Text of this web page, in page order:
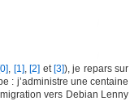
, [1], [2] et [3]), je repars sur
: j’administre une centaine
vers Debian Lenny